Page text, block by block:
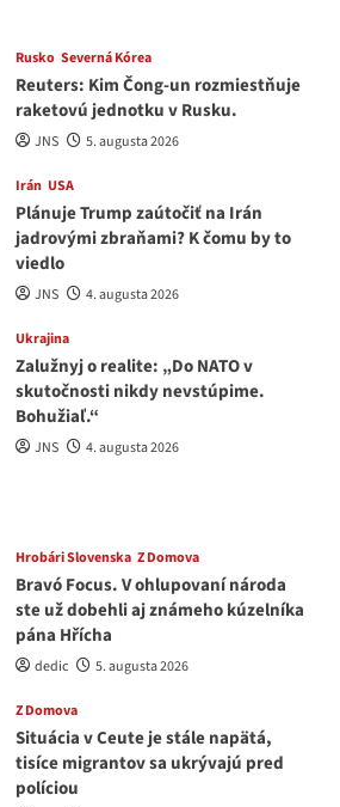
Rusko Severná Kórea
Reuters: Kim Čong-un rozmiestňuje
raketovú jednotku v Rusku.
JNS 5. augusta 2026
Irán USA
Plánuje Trump zaútočiť na Irán
jadrovými zbraňami? K čomu by to
viedlo
JNS 4. augusta 2026
Ukrajina
Zalužnyj o realite: „Do NATO v
skutočnosti nikdy nevstúpime.
Bohužiaľ.“
JNS 4. augusta 2026
Hrobári Slovenska Z Domova
Bravó Focus. V ohlupovaní národa
ste už dobehli aj známeho kúzelníka
pána Hřícha
dedic 5. augusta 2026
Z Domova
Situácia v Ceute je stále napätá,
tisíce migrantov sa ukrývajú pred
políciou